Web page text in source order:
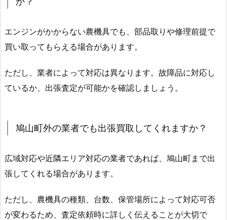
エンジンがかからない農機具でも、部品取りや修理前提で
買い取ってもらえる場合があります。
ただし、業者によって対応は異なります。故障品に対応し
ているか、出張査定が可能かを確認しましょう。
鳩山町外の業者でも出張買取してくれますか？
広域対応や近隣エリア対応の業者であれば、鳩山町まで出
張してくれる場合があります。
ただし、農機具の種類、台数、保管場所によって対応可否
が変わるため、査定依頼時に詳しく伝えることが大切で